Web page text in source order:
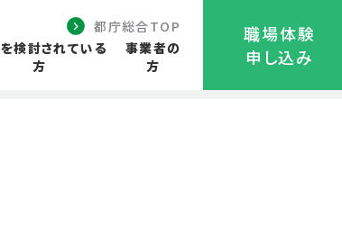
検討されている
方
事業者の
方
職場体験
申し込み
都庁総合TOP